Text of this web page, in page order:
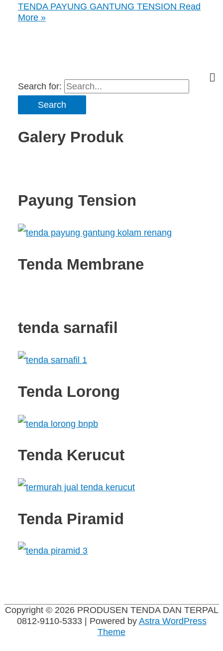
TENDA PAYUNG GANTUNG TENSION Read
More »
Search for:
Galery Produk
Payung Tension
Tenda Membrane
tenda sarnafil
Tenda Lorong
Tenda Kerucut
Tenda Piramid
Copyright © 2026 PRODUSEN TENDA DAN TERPAL
0812-9110-5333| Powered byAstra WordPress
Theme